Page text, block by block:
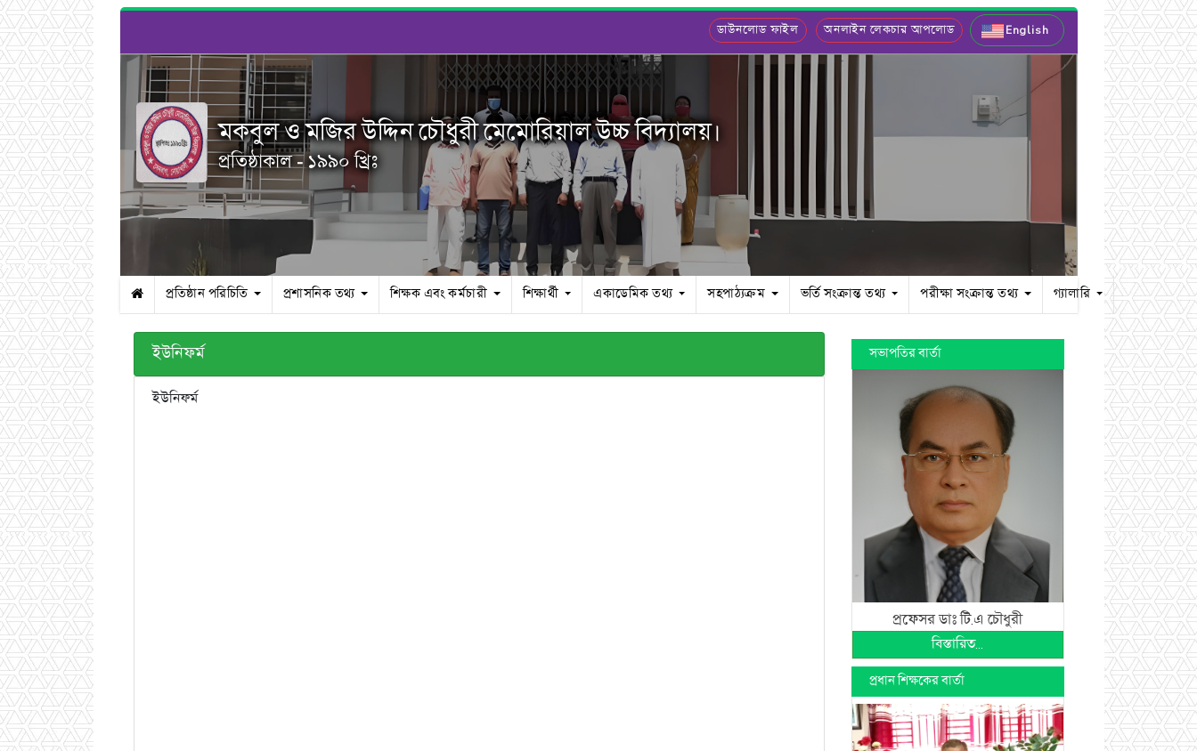
ডাউনলোড ফাইল অনলাইন লেকচার আপলোড English
মকবুল ও মজির উদ্দিন চৌধুরী মেমোরিয়াল উচ্চ বিদ্যালয়।
প্রতিষ্ঠাকাল - ১৯৯০ খ্রিঃ
প্রতিষ্ঠান পরিচিতি প্রশাসনিক তথ্য শিক্ষক এবং কর্মচারী শিক্ষার্থী একাডেমিক তথ্য সহপাঠ্যক্রম ভর্তি সংক্রান্ত তথ্য পরীক্ষা সংক্রান্ত তথ্য গ্যালারি
ইউনিফর্ম
ইউনিফর্ম
সভাপতির বার্তা
প্রফেসর ডাঃ টি.এ চৌধুরী
বিস্তারিত...
প্রধান শিক্ষকের বার্তা